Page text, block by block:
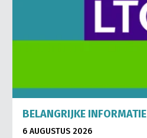
BELANGRIJKE INFORMATIE
6 AUGUSTUS 2026